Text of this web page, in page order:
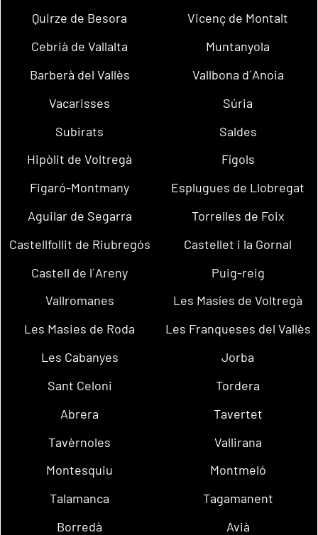
Quirze de Besora
Vicenç de Montalt
Cebrià de Vallalta
Muntanyola
Barberà del Vallès
Vallbona d´Anoia
Vacarisses
Súria
Subirats
Saldes
Hipòlit de Voltregà
Fígols
Figaró-Montmany
Esplugues de Llobregat
Aguilar de Segarra
Torrelles de Foix
Castellfollit de Riubregós
Castellet i la Gornal
Castell de l´Areny
Puig-reig
Vallromanes
Les Masíes de Voltregà
Les Masies de Roda
Les Franqueses del Vallès
Les Cabanyes
Jorba
Sant Celoni
Tordera
Abrera
Tavertet
Tavèrnoles
Vallirana
Montesquiu
Montmeló
Talamanca
Tagamanent
Borredà
Avià